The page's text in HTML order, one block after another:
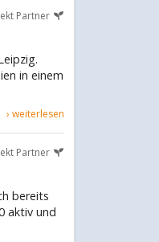
Partner
in einem
› weiterlesen
Partner
bereits
aktiv und